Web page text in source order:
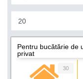
Pentru bucătărie de
privat
30